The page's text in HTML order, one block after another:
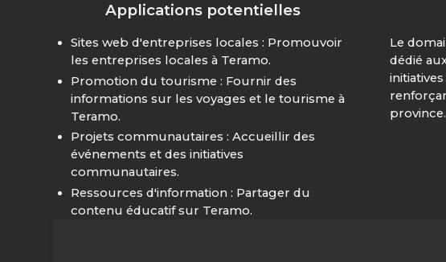
Applications potentielles
Sites web d'entreprises locales : Promouvoir
les entreprises locales à Teramo.
Promotion du tourisme : Fournir des
informations sur les voyages et le tourisme à
Teramo.
Projets communautaires : Accueillir des
événements et des initiatives
communautaires.
Ressources d'information : Partager du
contenu éducatif sur Teramo.
Le
dédié
province.